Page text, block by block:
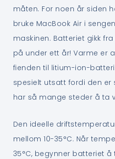
måten. For noen år siden
bruke MacBook Air i
maskinen. Batteriet gikk
på under ett år! Varme er
fienden til litium-ion-
spesielt utsatt fordi den er
har så mange steder å ta
Den ideelle
mellom 10-35°C. Når
35°C, begynner batteriet